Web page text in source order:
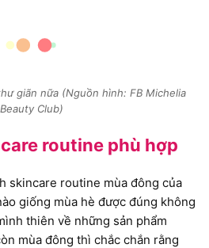
giãn nữa (Nguồn hình: FB Michelia
Beauty Club)
routine phù hợp
skincare routine mùa đông của
giống mùa hè được đúng không
thiên về những sản phẩm
mùa đông thì chắc chắn rằng